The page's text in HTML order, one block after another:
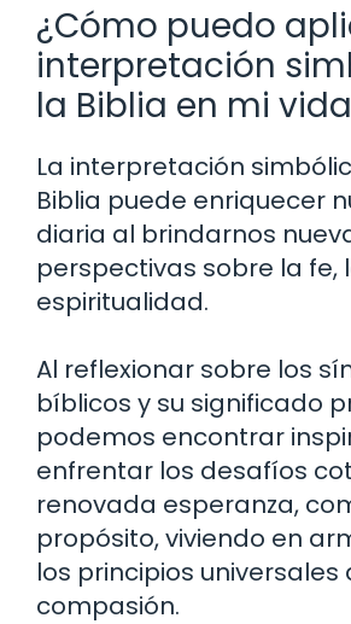
¿Cómo puedo
interpretación
la Biblia en mi
La interpretación
Biblia puede enriquecer
diaria al brindarnos
perspectivas sobre la fe,
espiritualidad.
Al reflexionar sobre los
bíblicos y su significado
podemos encontrar
enfrentar los desafíos
renovada esperanza,
propósito, viviendo en
los principios universales
compasión.